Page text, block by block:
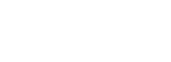
Financial Telecommunication”, una rete